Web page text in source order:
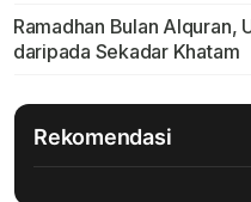
Ramadhan Bulan Alquran,
daripada Sekadar Khatam
Rekomendasi